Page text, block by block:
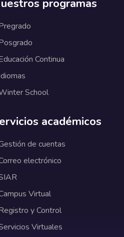
programas
Continua
School
académicos
de cuentas
electrónico
Virtual
y Control
Virtuales